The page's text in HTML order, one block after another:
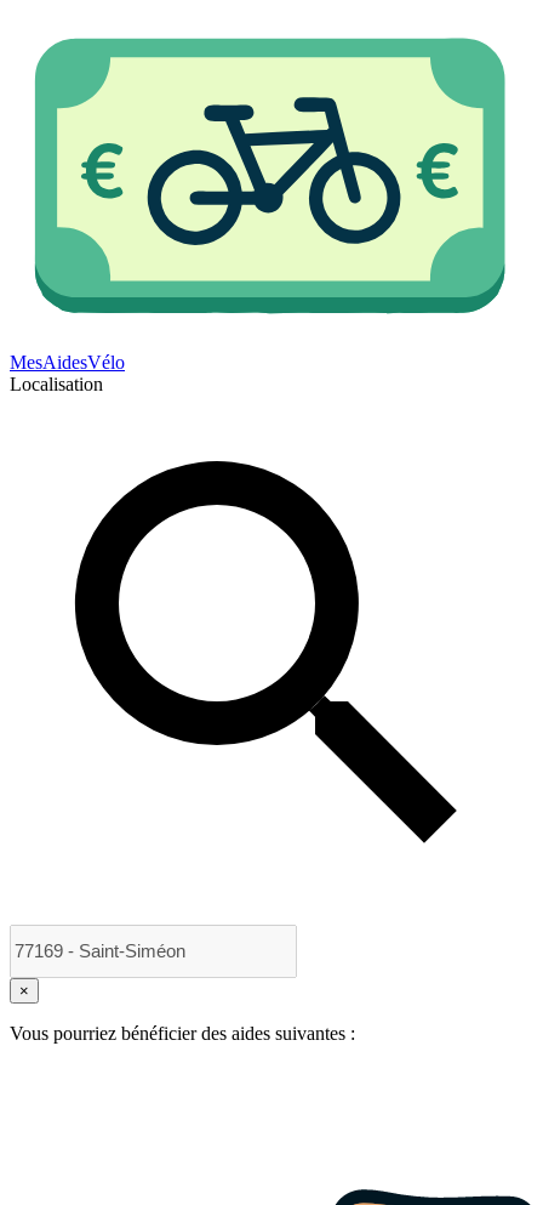
MesAidesVélo
Localisation
×
Vous pourriez bénéficier des aides suivantes :